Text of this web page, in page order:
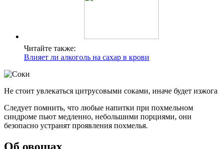
Читайте также:
Влияет ли алкоголь на сахар в крови
Не стоит увлекаться цитрусовыми соками, иначе будет изжога
Следует помнить, что любые напитки при похмельном
синдроме пьют медленно, небольшими порциями, они
безопасно устранят проявления похмелья.
Об овощах